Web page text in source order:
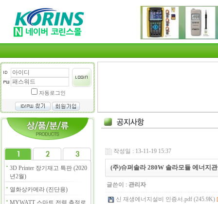
자동로그인
3D Printer 장기재고 특판 (2020
년2월)
열화상카메라 (진단용)
MYWATT 스마트 전력 측정로
작성일 : 13-11-19 15:37
(주)슈퍼솔라 280W 솔라모듈 에너지
글쓴이 : 관리자
신 재생에너지설비 인증서.pdf (245.9K)